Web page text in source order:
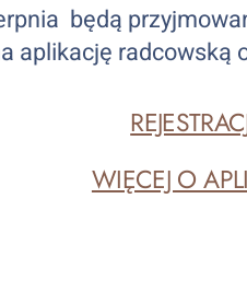
będą
aplikację radcowską
WIĘCEJ O